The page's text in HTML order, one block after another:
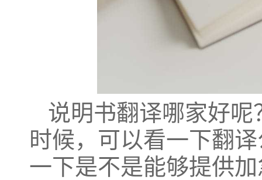
说明书翻译哪家好
时候，可以看一下翻
一下是不是能够提供